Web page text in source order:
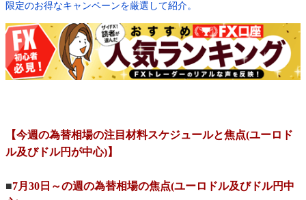
限定のお得なキャンペーンを厳選して紹介。
【今週の為替相場の注目材料スケジュールと焦点(ユーロド
ル及びドル円が中心)】
■7月30日～の週の為替相場の焦点(ユーロドル及びドル円中